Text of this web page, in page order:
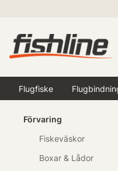
Flugfiske
Förvaring
Fiskeväskor
Boxar & Lådor